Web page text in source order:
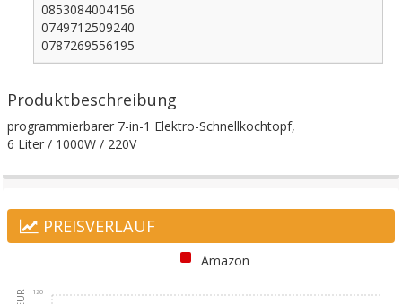
0853084004156
0749712509240
0787269556195
Produktbeschreibung
programmierbarer 7-in-1 Elektro-Schnellkochtopf,
6 Liter / 1000W / 220V
PREISVERLAUF
Amazon
120